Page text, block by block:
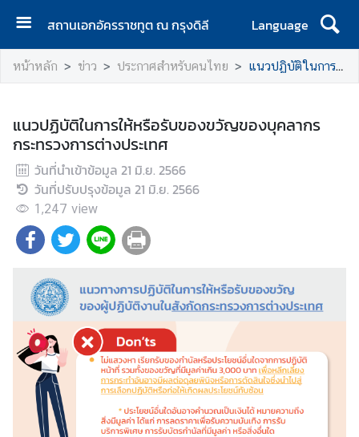
สถานเอกอัครราชทูต ณ กรุงดิลี
Language
ห
น้
ร
ก
เ
กี่
ย
ว
บ
ข่
า
ว
ส
า
ร
หน้าหลัก ข่าว ประกาศสำหรับคนไทย แนวปฏิบัติในการให้หรือรับของขวัญของบุคลากรกระทรวงการต่างประเทศ
แนวปฏิบัติในการให้หรือรับของขวัญของบุคลากร
กระทรวงการต่างประเทศ
วันที่นำเข้าข้อมูล 21 มิ.ย. 2566
วันที่ปรับปรุงข้อมูล 21 มิ.ย. 2566
1,247 view